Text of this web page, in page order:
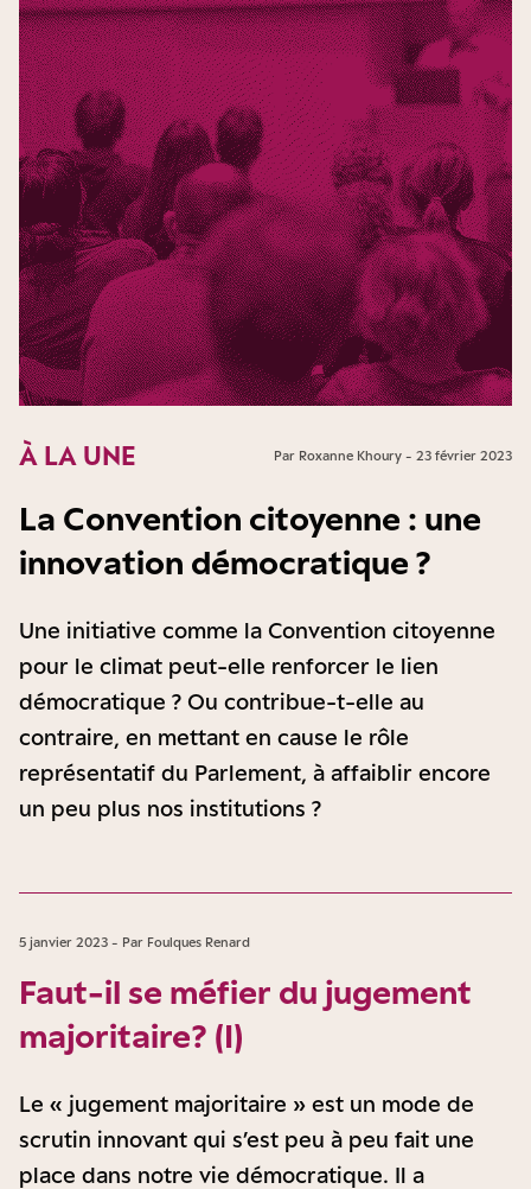
À LA UNE Par Roxanne Khoury - 23 février 2023
La Convention citoyenne : une
innovation démocratique ?
Une initiative comme la Convention citoyenne
pour le climat peut-elle renforcer le lien
démocratique ? Ou contribue-t-elle au
contraire, en mettant en cause le rôle
représentatif du Parlement, à affaiblir encore
un peu plus nos institutions ?
5 janvier 2023 - Par Foulques Renard
Faut-il se méfier du jugement
majoritaire ? (I)
Le « jugement majoritaire » est un mode de
scrutin innovant qui s’est peu à peu fait une
place dans notre vie démocratique. Il a